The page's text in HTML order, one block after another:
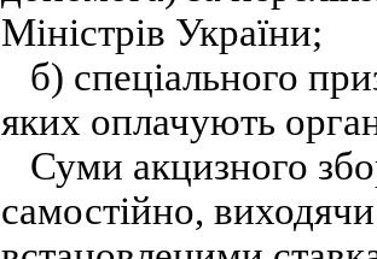
Міністрів України;
б) спеціального
яких оплачують
Суми акцизного
самостійно, виходячи